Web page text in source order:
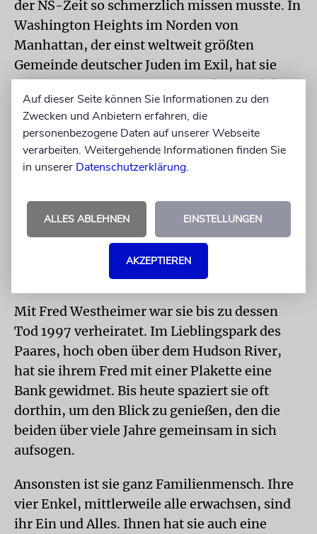
der NS-Zeit so schmerzlich missen musste. In
Washington Heights im Norden von
Manhattan, der einst weltweit größten
Gemeinde deutscher Juden im Exil, hat sie
eine permanente Heimat gefunden. Sie lebt
seit ihrer Ankunft in New York in dieser
Gegend, seit 1961 in derselben Wohnung, in
der sie auch ihre Kinder großgezogen hat.
Dem Exodus der meisten deutschen Juden ab
den 80er-Jahren aus diesem Viertel hat sie
widerstanden. Unter der neuen Welle von
Einwanderern, vorwiegend aus
Lateinamerika, fühlt sie sich ebenso wohl wie
unter ihren Landsleuten.
Mit Fred Westheimer war sie bis zu dessen
Tod 1997 verheiratet. Im Lieblingspark des
Paares, hoch oben über dem Hudson River,
hat sie ihrem Fred mit einer Plakette eine
Bank gewidmet. Bis heute spaziert sie oft
dorthin, um den Blick zu genießen, den die
beiden über viele Jahre gemeinsam in sich
aufsogen.
Ansonsten ist sie ganz Familienmensch. Ihre
vier Enkel, mittlerweile alle erwachsen, sind
ihr Ein und Alles. Ihnen hat sie auch eine
Auf dieser Seite können Sie Informationen zu den
Zwecken und Anbietern erfahren, die
personenbezogene Daten auf unserer Webseite
verarbeiten. Weitergehende Informationen finden Sie
in unserer Datenschutzerklärung.
ALLES ABLEHNEN EINSTELLUNGEN
AKZEPTIEREN